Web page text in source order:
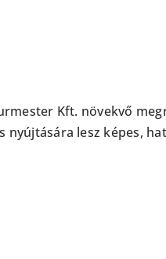
Kft. növekvő
nyújtására lesz képes,